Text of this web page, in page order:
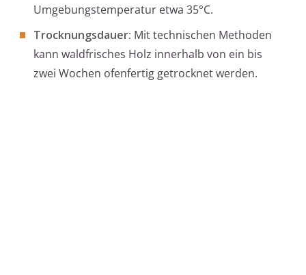
Umgebungstemperatur etwa 35°C.
Trocknungsdauer: Mit technischen Methoden
kann waldfrisches Holz innerhalb von ein bis
zwei Wochen ofenfertig getrocknet werden.